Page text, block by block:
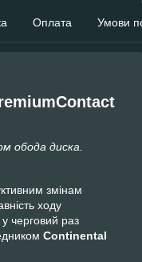
Оплата Умови
обода диска.
змінам
ходу
у черговий раз
Continental